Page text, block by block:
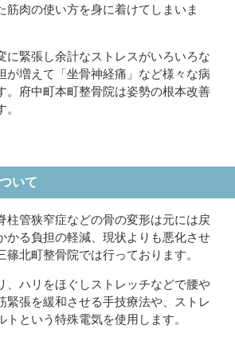
筋肉の使い方を身に着けてしまいま
に緊張し余計なストレスがいろいろな
が増えて「坐骨神経痛」など様々な病
。府中町本町整骨院は姿勢の根本改善
いて
柱管狭窄症などの骨の変形は元には戻
かる負担の軽減、現状よりも悪化させ
篠北町整骨院では行っております。
、ハリをほぐしストレッチなどで腰や
緊張を緩和させる手技療法や、ストレ
トという特殊電気を使用します。